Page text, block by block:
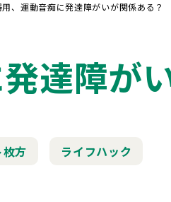
、運動音痴に発達障がいが関係ある？
達障が
方 ライフハック